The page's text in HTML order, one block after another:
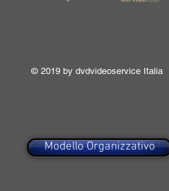
© 2019 by dvdvideoservice Italia
Modello Organizzativo